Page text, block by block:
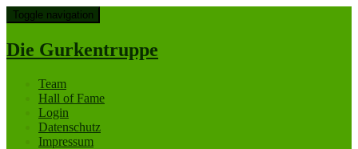
Toggle navigation
Die Gurkentruppe
Team
Hall of Fame
Login
Datenschutz
Impressum